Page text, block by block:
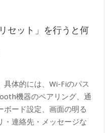
セット」を行うと何
具体的には、Wi-Fiのパス
機器のペアリング、通
ボード設定、画面の明る
・連絡先・メッセージな